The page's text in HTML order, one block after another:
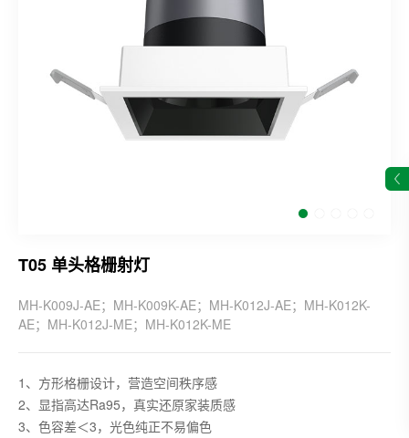
T05 单头格栅射灯
MH-K009J-AE；MH-K009K-AE；MH-K012J-AE；MH-K012K-
AE；MH-K012J-ME；MH-K012K-ME
1、方形格栅设计，营造空间秩序感
2、显指高达Ra95，真实还原家装质感
3、色容差＜3，光色纯正不易偏色